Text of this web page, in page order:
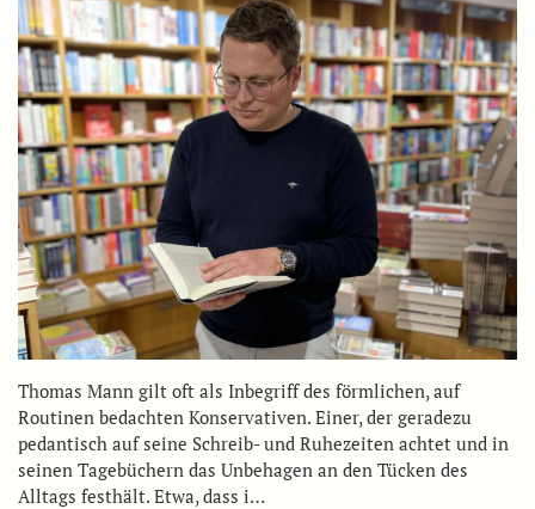
Thomas Mann gilt oft als Inbegriff des förmlichen, auf
Routinen bedachten Konservativen. Einer, der geradezu
pedantisch auf seine Schreib- und Ruhezeiten achtet und in
seinen Tagebüchern das Unbehagen an den Tücken des
Alltags festhält. Etwa, dass i…